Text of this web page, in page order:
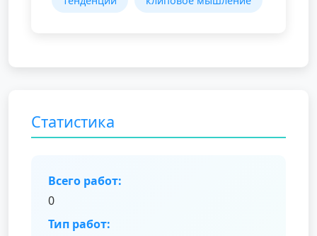
Статистика
Всего работ:
0
Тип работ: